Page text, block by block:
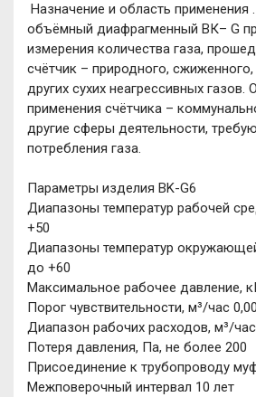
Назначение и область применения
объёмный диафрагменный ВК– G
измерения количества газа,
счётчик – природного,
других сухих неагрессивных газов.
применения счётчика –
другие сферы деятельности,
Параметры изделия BK-G6
Диапазоны температур рабочей
+50
Диапазоны температур
до +60
Максимальное рабочее давление,
Порог чувствительности, м³/час
Диапазон рабочих расходов, м³/час
Потеря давления, Па, не более 200
Присоединение к трубопроводу
Межповерочный интервал 10 лет